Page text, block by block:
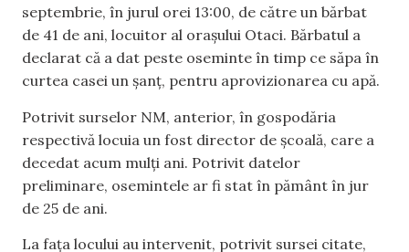
septembrie, în jurul orei 13:00, de către un bărbat
de 41 de ani, locuitor al orașului Otaci. Bărbatul a
declarat că a dat peste oseminte în timp ce săpa în
curtea casei un șanț, pentru aprovizionarea cu apă.
Potrivit surselor NM, anterior, în gospodăria
respectivă locuia un fost director de școală, care a
decedat acum mulți ani. Potrivit datelor
preliminare, osemintele ar fi stat în pământ în jur
de 25 de ani.
La fața locului au intervenit, potrivit sursei citate,